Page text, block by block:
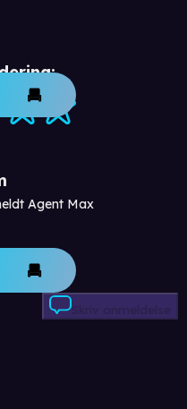
Agent Max
Skriv anmeldelse